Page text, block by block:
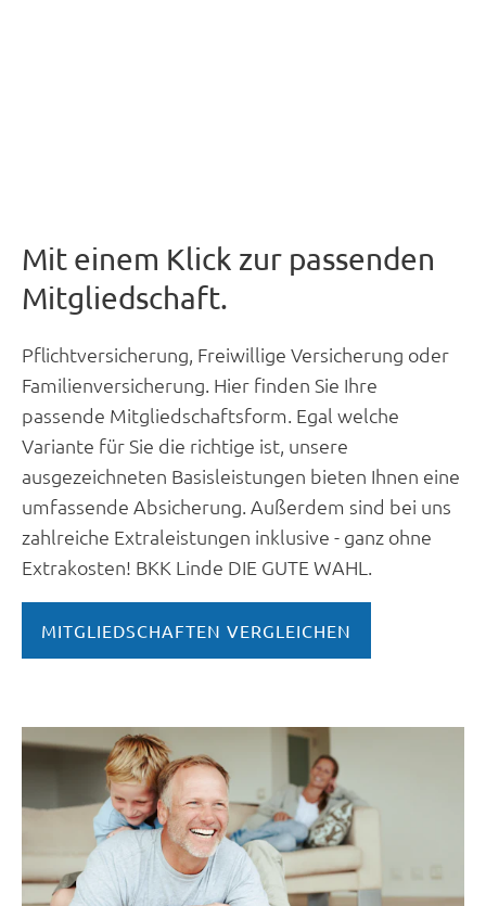
Mit einem Klick zur passenden
Mitgliedschaft.
Pflichtversicherung, Freiwillige Versicherung oder
Familienversicherung. Hier finden Sie Ihre
passende Mitgliedschaftsform. Egal welche
Variante für Sie die richtige ist, unsere
ausgezeichneten Basisleistungen bieten Ihnen eine
umfassende Absicherung. Außerdem sind bei uns
zahlreiche Extraleistungen inklusive - ganz ohne
Extrakosten! BKK Linde DIE GUTE WAHL.
MITGLIEDSCHAFTEN VERGLEICHEN